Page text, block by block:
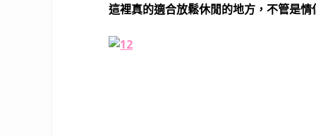
這裡真的適合放鬆休閒的地方，不管是